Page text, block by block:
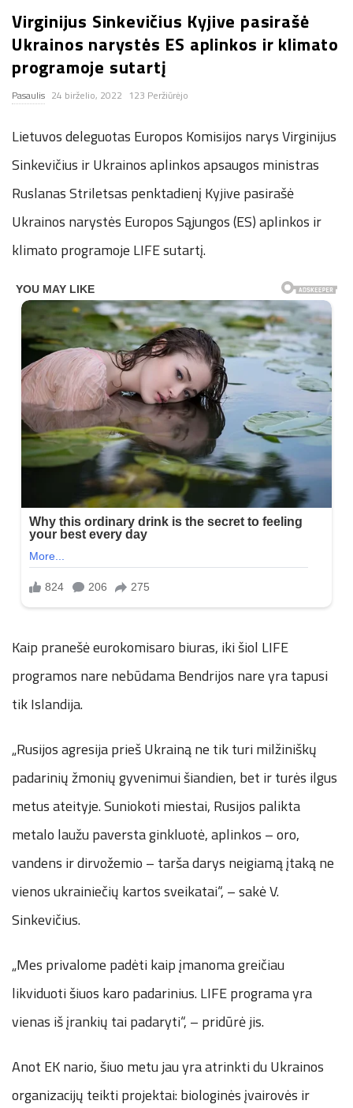
n
.
n
e
t
Virginijus Sinkevičius Kyjive pasirašė
Ukrainos narystės ES aplinkos ir klimato
programoje sutartį
Pasaulis 24 birželio, 2022 123 Peržiūrėjo
Lietuvos deleguotas Europos Komisijos narys Virginijus
Sinkevičius ir Ukrainos aplinkos apsaugos ministras
Ruslanas Striletsas penktadienį Kyjive pasirašė
Ukrainos narystės Europos Sąjungos (ES) aplinkos ir
klimato programoje LIFE sutartį.
Kaip pranešė eurokomisaro biuras, iki šiol LIFE
programos nare nebūdama Bendrijos nare yra tapusi
tik Islandija.
„Rusijos agresija prieš Ukrainą ne tik turi milžiniškų
padarinių žmonių gyvenimui šiandien, bet ir turės ilgus
metus ateityje. Suniokoti miestai, Rusijos palikta
metalo laužu paversta ginkluotė, aplinkos – oro,
vandens ir dirvožemio – tarša darys neigiamą įtaką ne
vienos ukrainiečių kartos sveikatai“, – sakė V.
Sinkevičius.
„Mes privalome padėti kaip įmanoma greičiau
likviduoti šiuos karo padarinius. LIFE programa yra
vienas iš įrankių tai padaryti“, – pridūrė jis.
Anot EK nario, šiuo metu jau yra atrinkti du Ukrainos
organizacijų teikti projektai: biologinės įvairovės ir